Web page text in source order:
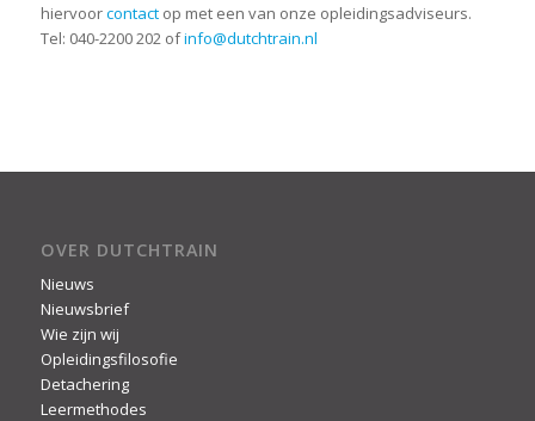
hiervoorcontactop met een van onze opleidingsadviseurs.
Tel: 040-2200 202 ofinfo@dutchtrain.nl
OVER DUTCHTRAIN
Nieuws
Nieuwsbrief
Wie zijn wij
Opleidingsfilosofie
Detachering
Leermethodes